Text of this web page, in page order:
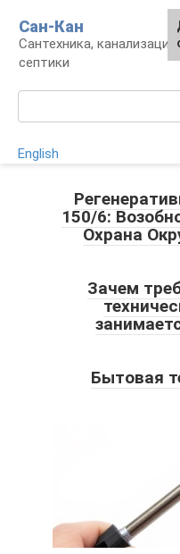
контенту
Сан-Кан
Сантехника,
септики
English
150/6:
Охрана
Зачем
Бытовая